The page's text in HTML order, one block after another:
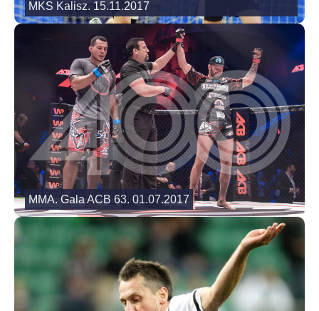
MKS Kalisz. 15.11.2017
MMA. Gala ACB 63. 01.07.2017